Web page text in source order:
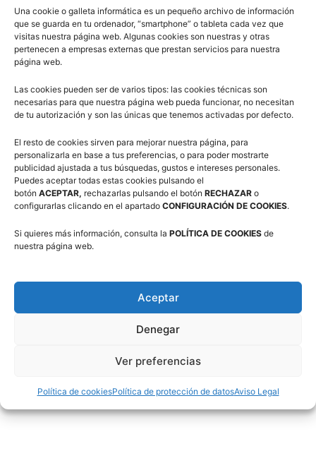
Una cookie o galleta informática es un pequeño archivo de información
que se guarda en tu ordenador, “smartphone” o tableta cada vez que
visitas nuestra página web. Algunas cookies son nuestras y otras
pertenecen a empresas externas que prestan servicios para nuestra
página web.
Las cookies pueden ser de varios tipos: las cookies técnicas son
necesarias para que nuestra página web pueda funcionar, no necesitan
de tu autorización y son las únicas que tenemos activadas por defecto.
El resto de cookies sirven para mejorar nuestra página, para
personalizarla en base a tus preferencias, o para poder mostrarte
publicidad ajustada a tus búsquedas, gustos e intereses personales.
Puedes aceptar todas estas cookies pulsando el
botón ACEPTAR, rechazarlas pulsando el botón RECHAZAR o
configurarlas clicando en el apartado CONFIGURACIÓN DE COOKIES.
Si quieres más información, consulta la POLÍTICA DE COOKIES de
nuestra página web.
Aceptar
Denegar
Ver preferencias
Política de cookiesPolítica de protección de datosAviso Legal
Suscríbete a nuestra Newsletter
Consiento el uso de mis datos personales para recibir
publicidad de su entidad.
Tweets por @FabasketAragon
Facebook